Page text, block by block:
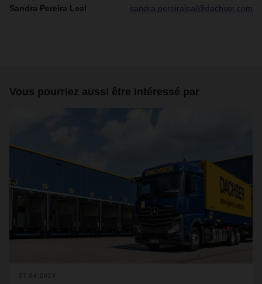
Sandra Pereira Leal sandra.pereiraleal@dachser.com
Vous pourriez aussi être intéressé par
27.04.2023